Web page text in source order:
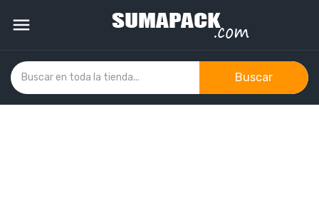

Buscar